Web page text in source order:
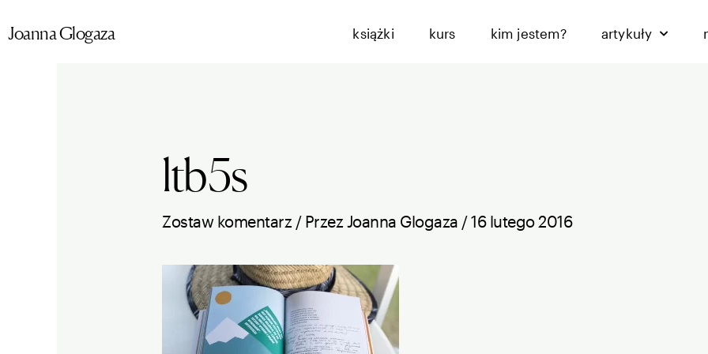
doJoanna Glogaza książki kurs kim jestem? artykuły
ltb5s
Zostaw komentarz / Przez Joanna Glogaza /16 lutego 2016